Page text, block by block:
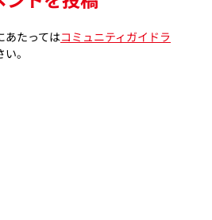
あたってはコミュニティガイドラ
。